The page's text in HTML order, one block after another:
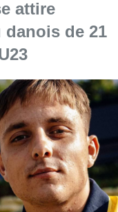
attire
de 21